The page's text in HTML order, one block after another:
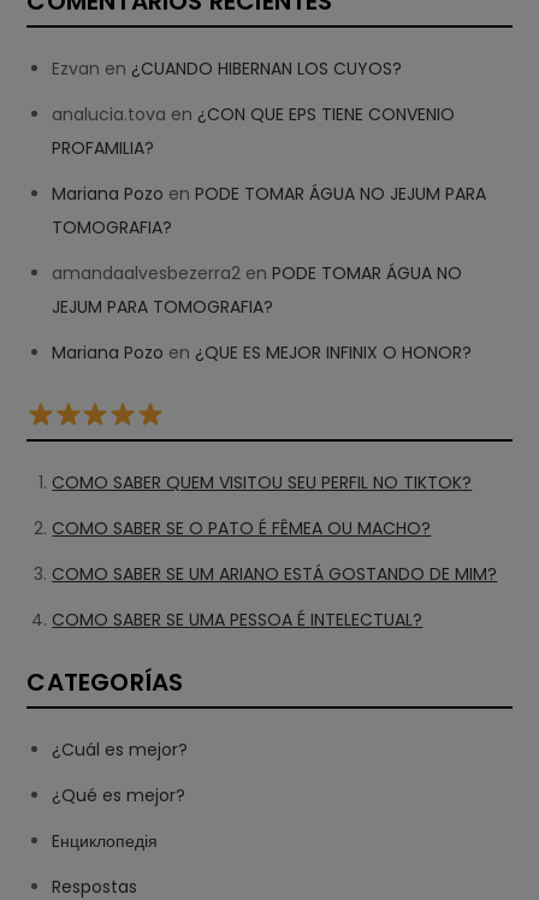
Ezvan en ¿CUANDO HIBERNAN LOS CUYOS?
analucia.tova en ¿CON QUE EPS TIENE CONVENIO
PROFAMILIA?
Mariana Pozo enPODE TOMAR ÁGUA NO JEJUM PARA
TOMOGRAFIA?
amandaalvesbezerra2 enPODE TOMAR ÁGUA NO
JEJUM PARA TOMOGRAFIA?
Mariana Pozo en ¿QUE ES MEJOR INFINIX O HONOR?
COMO SABER QUEM VISITOU SEU PERFIL NO TIKTOK?
COMO SABER SE O PATO É FÊMEA OU MACHO?
COMO SABER SE UM ARIANO ESTÁ GOSTANDO DE MIM?
COMO SABER SE UMA PESSOA É INTELECTUAL?
CATEGORÍAS
¿Cuál es mejor?
¿Qué es mejor?
Eнциклопедія
Respostas